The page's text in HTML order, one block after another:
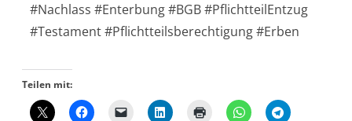
#Nachlass #Enterbung #BGB #PflichtteilEntzug
#Testament #Pflichtteilsberechtigung #Erben
Teilen mit: